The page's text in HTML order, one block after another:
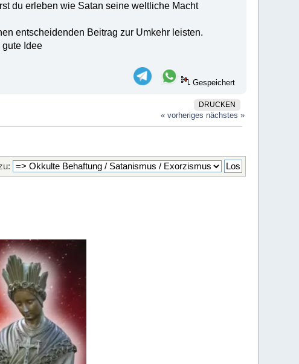
du erleben wie Satan seine weltliche Macht
entscheidenden Beitrag zur Umkehr leisten.
Idee
Gespeichert
DRUCKEN
« vorheriges nächstes »